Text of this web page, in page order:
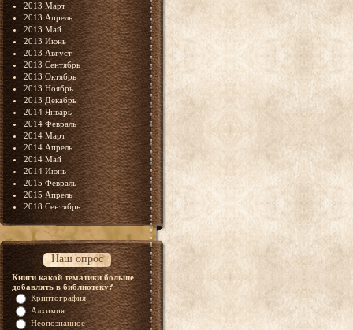
2013 Март
2013 Апрель
2013 Май
2013 Июнь
2013 Август
2013 Сентябрь
2013 Октябрь
2013 Ноябрь
2013 Декабрь
2014 Январь
2014 Февраль
2014 Март
2014 Апрель
2014 Май
2014 Июнь
2015 Февраль
2015 Апрель
2018 Сентябрь
Наш опрос
Книги какой тематики больше
добавлять в библиотеку?
Криптография
Алхимия
Неопознанное